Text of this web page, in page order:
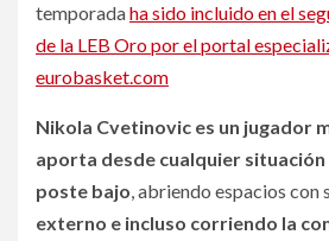
temporadaha sido incluido en el
de la LEB Oro por el portal
eurobasket.com
Nikola Cvetinovic es un jugador
aporta desde cualquier situación
poste bajo, abriendo espacios con
externo e incluso corriendo la